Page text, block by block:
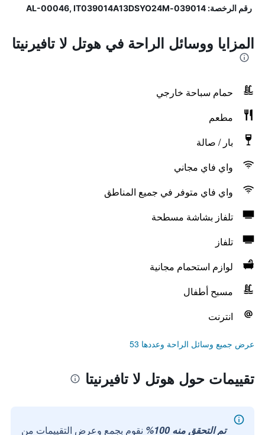
رقم الرخصة: 039014-AL-00046, IT039014A13DSYO24M
المزايا ووسائل الراحة في هوتل لا تافيرنيتا
حمام سباحة خارجي
مطعم
بار / صالة
واي فاي مجاني
واي فاي متوفر في جميع المناطق
تلفاز بشاشة مسطحة
تلفاز
لوازم استحمام مجانية
مسبح أطفال
انترنت
عرض جميع وسائل الراحة وعددها 53
تقييمات حول هوتل لا تافيرنيتا
تم التحقق منه 100% نقوم بجمع وعرض التقييمات من